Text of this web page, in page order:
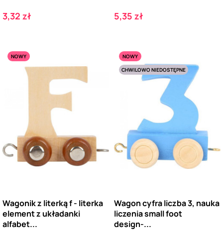
Cena
3,32 zł Cena
5,35 zł
NOWY
Wagonik z literką f - literka
element z układanki
alfabet...
NOWY
CHWILOWO NIEDOSTĘPNE
Wagon cyfra liczba 3, nauka
liczenia small foot
design-...